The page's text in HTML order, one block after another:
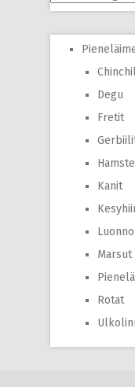
Degu
Fretit
Kanit
Marsut
Rotat